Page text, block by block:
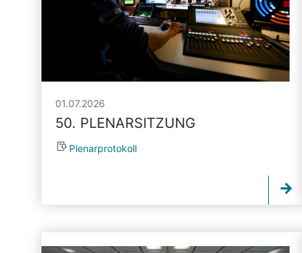
01.07.2026
50. PLENARSITZUNG
Plenarprotokoll